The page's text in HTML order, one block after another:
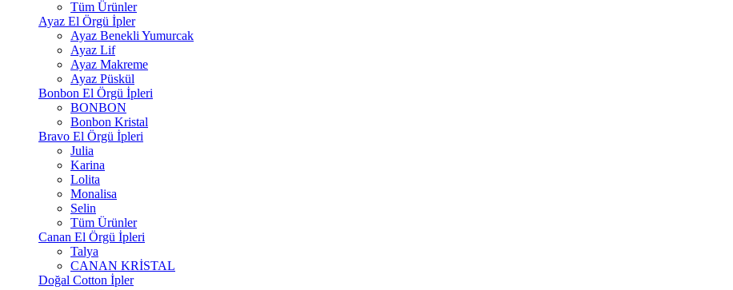
Tüm Ürünler
Ayaz El Örgü İpler
Ayaz Benekli Yumurcak
Ayaz Lif
Ayaz Makreme
Ayaz Püskül
Bonbon El Örgü İpleri
BONBON
Bonbon Kristal
Bravo El Örgü İpleri
Julia
Karina
Lolita
Monalisa
Selin
Tüm Ürünler
Canan El Örgü İpleri
Talya
CANAN KRİSTAL
Doğal Cotton İpler